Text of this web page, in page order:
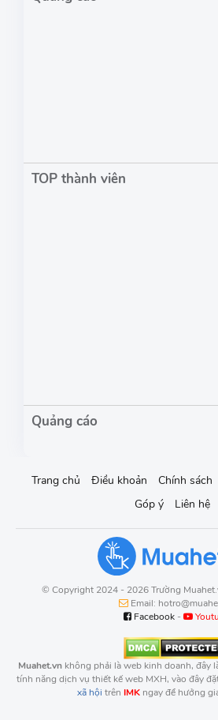
TOP thành viên
Trang chủ Điều khoản Chính sách
Góp ý
Liên hệ
© Copyright 2024 - 2026 Trường
Email:
Facebook-
Muahet.vn không phải là web kinh doanh, đây
tính năng dịch vụ thiết kế web MXH, vào đây
xã hội trên IMK ngay để hưởng